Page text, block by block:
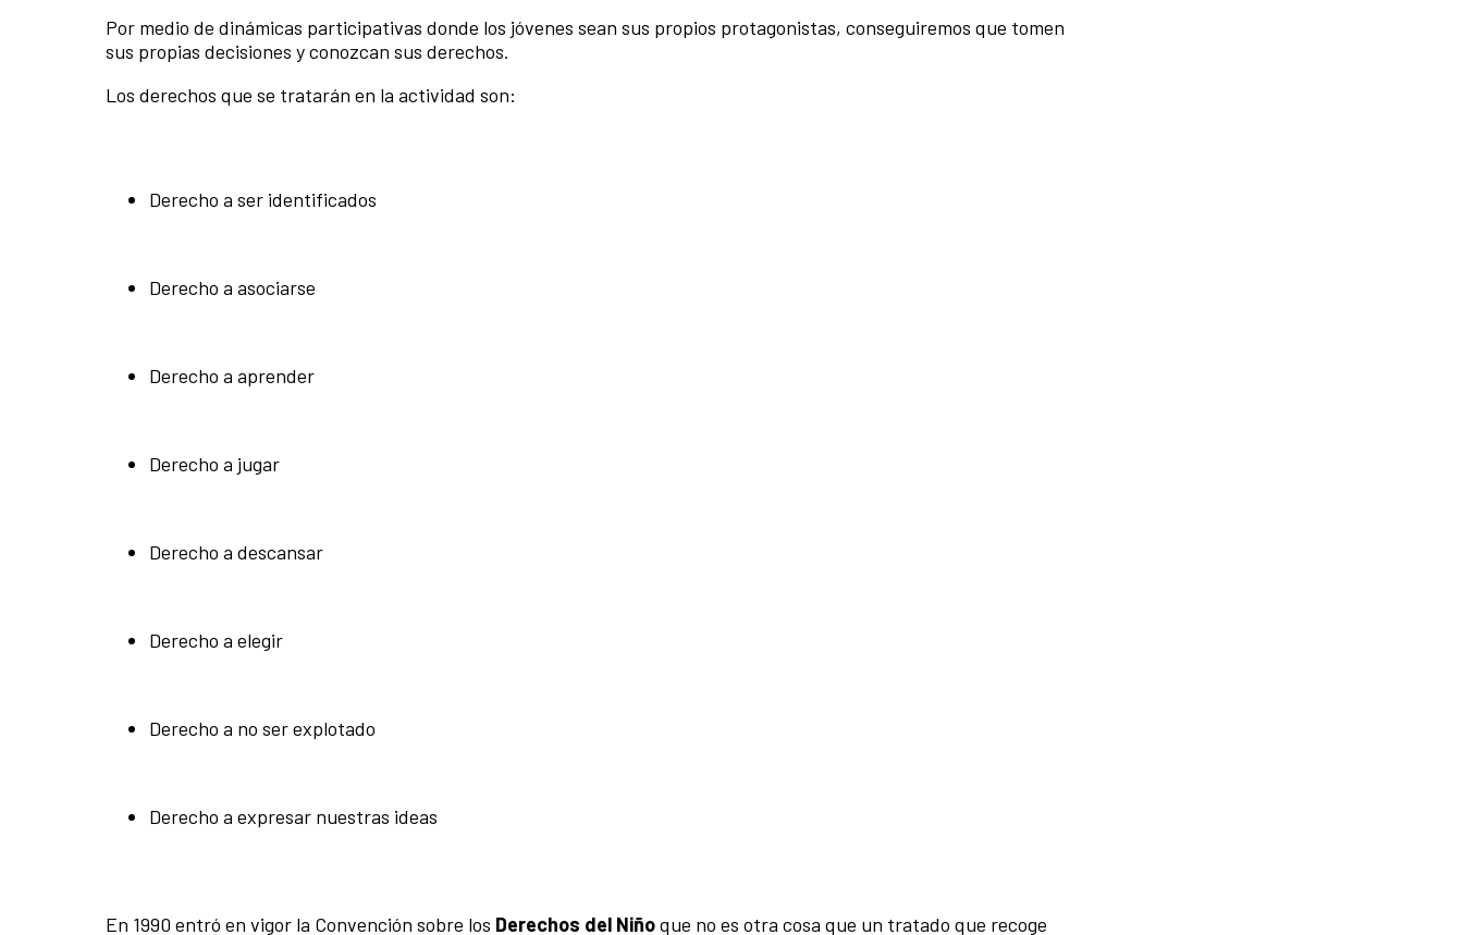
Por medio de dinámicas participativas donde los jóvenes sean sus propios protagonistas, conseguiremos que tomen
sus propias decisiones y conozcan sus derechos.
Los derechos que se tratarán en la actividad son:
Derecho a ser identificados
Derecho a asociarse
Derecho a aprender
Derecho a jugar
Derecho a descansar
Derecho a elegir
Derecho a no ser explotado
Derecho a expresar nuestras ideas
En 1990 entró en vigor la Convención sobre los Derechos del Niñoque no es otra cosa que un tratado que recoge